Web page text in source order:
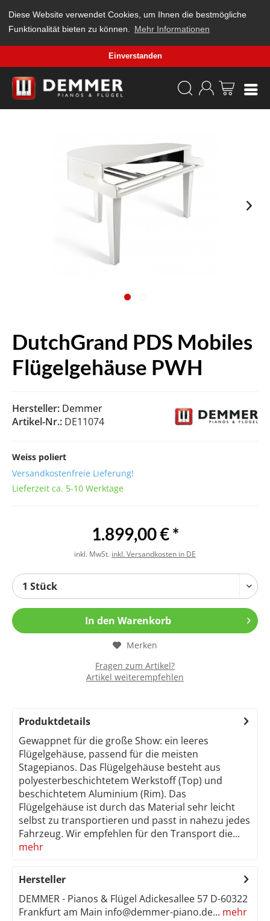
Diese Website verwendet Cookies, um Ihnen die bestmögliche
Funktionalität bieten zu können.
Mehr Informationen
Einverstanden
DutchGrand PDS Mobiles
Flügelgehäuse PWH
Hersteller: Demmer
Artikel-Nr.: DE11074
Weiss poliert
Versandkostenfreie Lieferung!
Lieferzeit ca. 5-10 Werktage
1.899,00 € *
inkl. MwSt. inkl. Versandkosten in DE
In den Warenkorb
Merken
Fragen zum Artikel?
Artikel weiterempfehlen
Produktdetails
Gewappnet für die große Show: ein leeres
Flügelgehäuse, passend für die meisten
Stagepianos. Das Flügelgehäuse besteht aus
polyesterbeschichtetem Werkstoff (Top) und
beschichtetem Aluminium (Rim). Das
Flügelgehäuse ist durch das Material sehr leicht
selbst zu transportieren und passt in nahezu jedes
Fahrzeug. Wir empfehlen für den Transport die...
mehr
Hersteller
DEMMER - Pianos & Flügel Adickesallee 57 D-60322
Frankfurt am Main info@demmer-piano.de... mehr